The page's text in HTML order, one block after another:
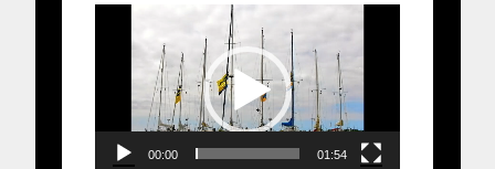
00:00 01:54